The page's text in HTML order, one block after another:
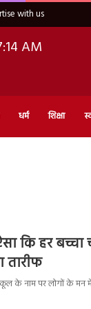
with us
AM
धर्म शिक्षा
कि हर
तारीफ
के नाम पर लोगों के मन